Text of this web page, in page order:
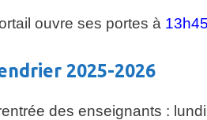
ouvre ses portes à 13h45
2025-2026
des enseignants :